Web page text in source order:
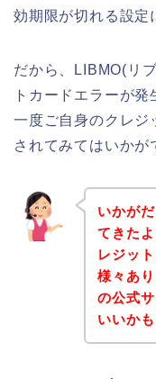
効期限が切れる設定
だから、LIBMO(リ
トカードエラーが発
一度ご自身のクレジ
されてみてはいかが
いかが
てきた
レジッ
様々あ
の公式
いいか